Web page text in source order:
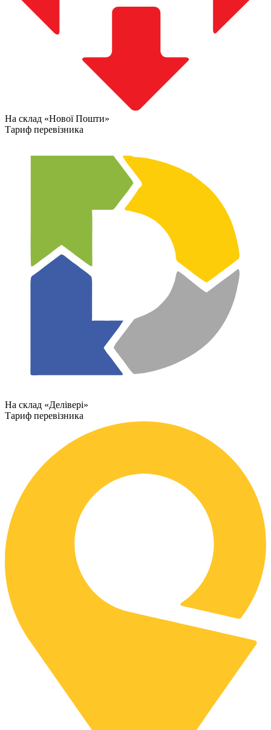
На склад «Нової Пошти»
Тариф перевізника
На склад «Делівері»
Тариф перевізника